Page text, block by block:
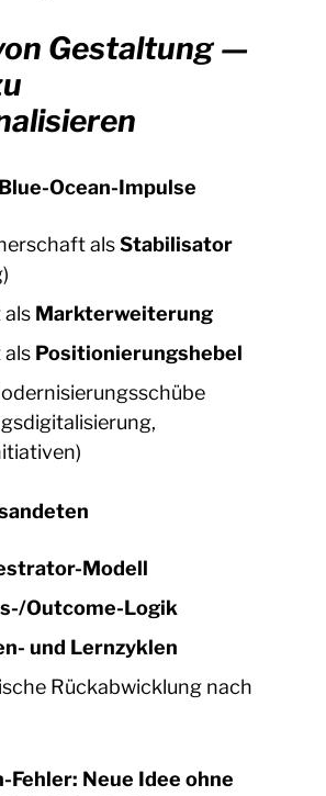
Gestaltung —
Ocean-Impulse
alsStabilisator
Markterweiterung
Positionierungshebel
Modell
Outcome-Logik
und Lernzyklen
Rückabwicklung nach
Fehler: Neue Idee ohne